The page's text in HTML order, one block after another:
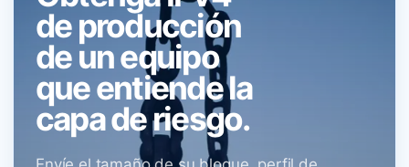
de producción
de un equipo
que entiende la
capa de riesgo.